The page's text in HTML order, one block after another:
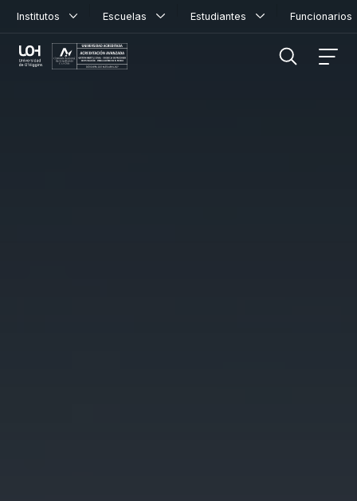
Institutos Escuelas Estudiantes